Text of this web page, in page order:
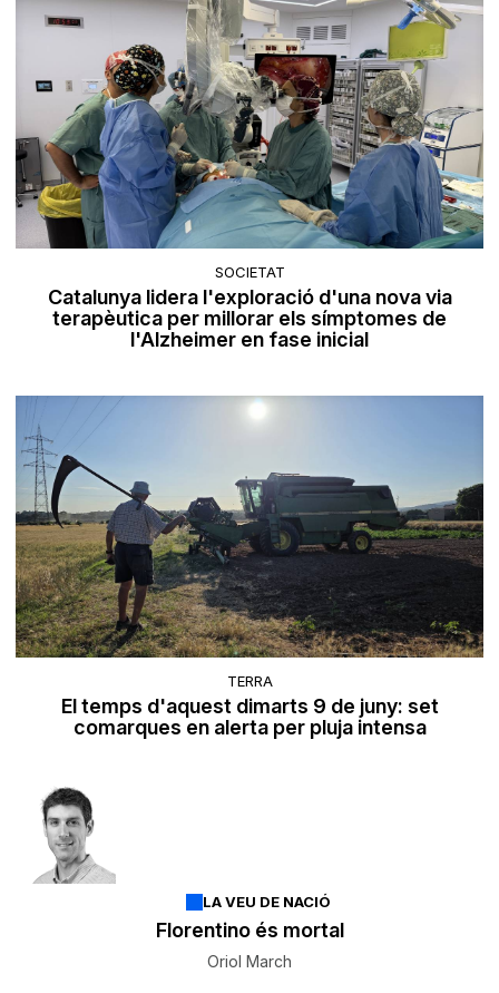
SOCIETAT
Catalunya lidera l'exploració d'una nova via
terapèutica per millorar els símptomes de
l'Alzheimer en fase inicial
TERRA
El temps d'aquest dimarts 9 de juny: set
comarques en alerta per pluja intensa
LA VEU DE NACIÓ
Florentino és mortal
Oriol March